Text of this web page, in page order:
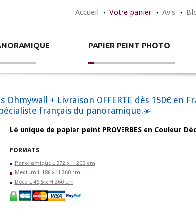
Accueil Votre panier Avis
PAPIER PEINT PHOTO
+ Livraison OFFERTE dès 150€ en
français du panoramique.☀️
Lé unique de papier peint PROVERBES en Couleur
FORMATS
Panoramique L 372 x H 260 cm
Medium L 186 x H 260 cm
Déco L 46,5 x H 260 cm